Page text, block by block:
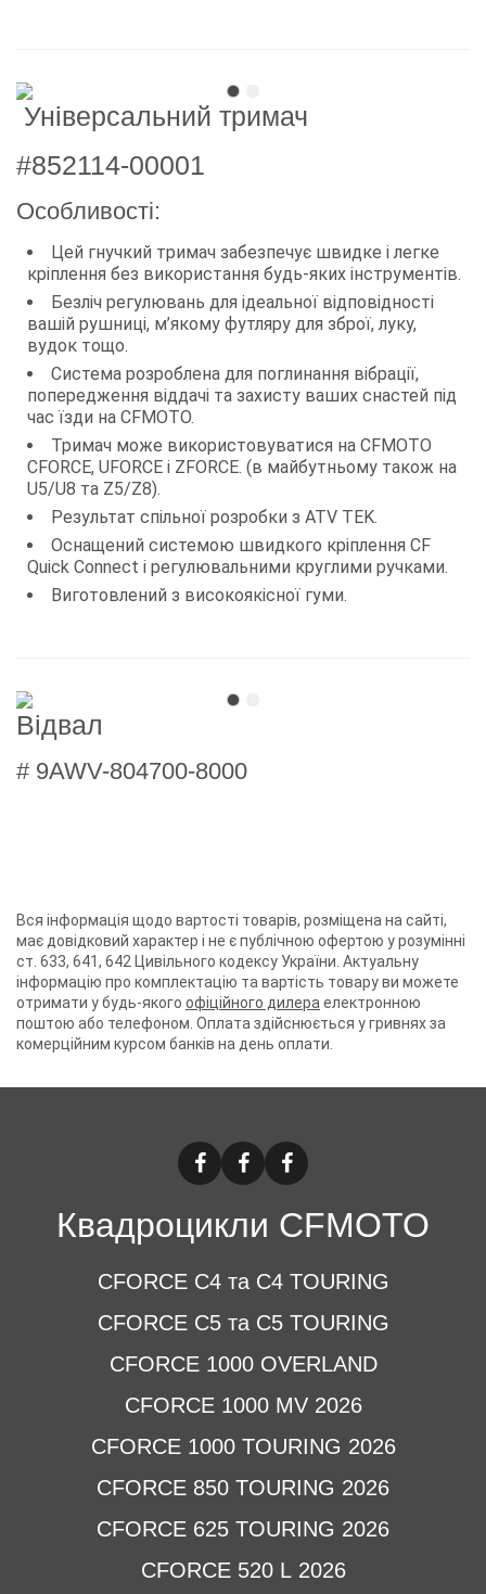
Універсальний тримач
#852114-00001
Особливості:
Цей гнучкий тримач забезпечує швидке і легке
кріплення без використання будь-яких інструментів.
Безліч регулювань для ідеальної відповідності
вашій рушниці, м’якому футляру для зброї, луку,
вудок тощо.
Система розроблена для поглинання вібрації,
попередження віддачі та захисту ваших снастей під
час їзди на CFMOTO.
Тримач може використовуватися на CFMOTO
CFORCE, UFORCE і ZFORCE. (в майбутньому також на
U5/U8 та Z5/Z8).
Результат спільної розробки з ATV TEK.
Оснащений системою швидкого кріплення CF
Quick Connect і регулювальними круглими ручками.
Виготовлений з високоякісної гуми.
Відвал
# 9AWV-804700-8000
Вся інформація щодо вартості товарів, розміщена на сайті,
має довідковий характер і не є публічною офертою у розумінні
ст. 633, 641, 642 Цивільного кодексу України. Актуальну
інформацію про комплектацію та вартість товару ви можете
отримати у будь-якого офіційного дилераелектронною
поштою або телефоном. Оплата здійснюється у гривнях за
комерційним курсом банків на день оплати.
Квадроцикли CFMOTO
CFORCE C4 та C4 TOURING
CFORCE C5 та C5 TOURING
CFORCE 1000 OVERLAND
CFORCE 1000 MV 2026
CFORCE 1000 TOURING 2026
CFORCE 850 TOURING 2026
CFORCE 625 TOURING 2026
CFORCE 520 L 2026